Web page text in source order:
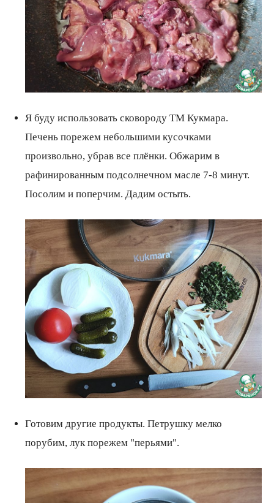
Я буду использовать сковороду ТМ Кукмара.
Печень порежем небольшими кусочками
произвольно, убрав все плёнки. Обжарим в
рафинированным подсолнечном масле 7-8 минут.
Посолим и поперчим. Дадим остыть.
Готовим другие продукты. Петрушку мелко
порубим, лук порежем "перьями".